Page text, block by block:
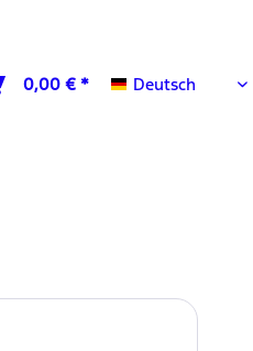
0,00 € * Deutsch
Deutsch